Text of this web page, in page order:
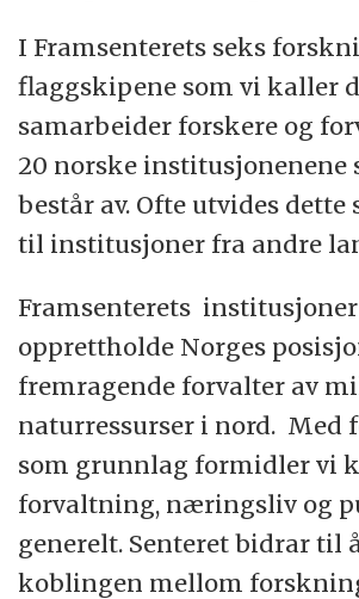
I Framsenterets seks
flaggskipene som vi kaller
samarbeider forskere og
20 norske institusjonenene
består av. Ofte utvides
til institusjoner fra andre
Framsenterets
opprettholde Norges
fremragende forvalter av
naturressurser i nord. Med
som grunnlag formidler vi
forvaltning, næringsliv og
generelt. Senteret bidrar til
koblingen mellom